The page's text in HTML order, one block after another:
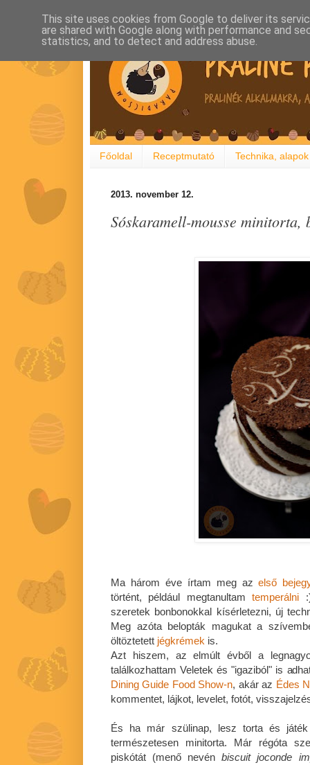
Főoldal Receptmutató Technika, alapok
2013. november 12.
Sóskaramell-mousse minitorta,
Ma három éve írtam meg azelső
történt, például megtanultamtemperálni
szeretek bonbonokkal kísérletezni, új
Meg azóta belopták magukat a
öltöztetett jégkrémek is.
Azt hiszem, az elmúlt évből a
találkozhattam Veletek és "igaziból" is
Dining Guide Food Show-n, akár az Édes
kommentet, lájkot, levelet, fotót,
És ha már szülinap, lesz torta és
természetesen minitorta. Már régóta
piskótát (menő nevénbiscuit joconde
This site uses cookies from Google to deliver its
are shared with Google along with performance and
statistics, and to detect and address abuse.